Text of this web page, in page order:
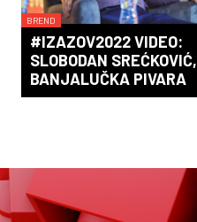
BREND
#IZAZOV2022 VIDEO:
SLOBODAN SREĆKOVIĆ,
BANJALUČKA PIVARA